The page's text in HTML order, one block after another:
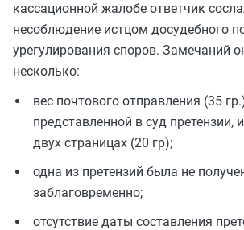
кассационной жалобе ответчик
несоблюдение истцом досудебного
урегулирования споров. Замечаний
несколько:
вес почтового отправления (35
представленной в суд претензии,
двух страницах (20 гр);
одна из претензий была не
заблаговременно;
отсутствие даты составления